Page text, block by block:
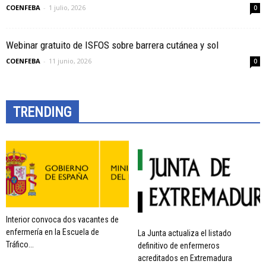
COENFEBA - 1 julio, 2026 0
Webinar gratuito de ISFOS sobre barrera cutánea y sol
COENFEBA - 11 junio, 2026 0
TRENDING
Interior convoca dos vacantes de
enfermería en la Escuela de
Tráfico...
La Junta actualiza el listado
definitivo de enfermeros
acreditados en Extremadura